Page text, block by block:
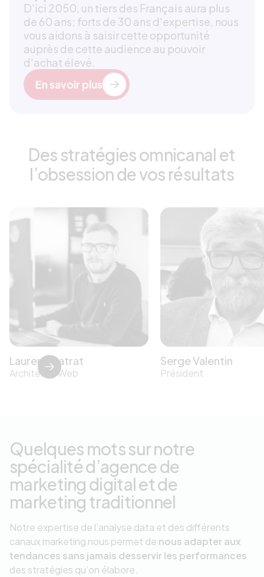
D'ici 2050, un tiers des Français aura plus
de 60 ans; forts de 30 ans d'expertise, nous
vous aidons à saisir cette opportunité
auprès de cette audience au pouvoir
d'achat élevé.
En savoir plus
Des stratégies omnicanal et
l’obsession de vos résultats
Laurent Gatrat
Architecte Web
Serge Valentin
Président
Quelques mots sur notre
spécialité d’agence de
marketing digital et de
marketing traditionnel
Notre expertise de l’analyse data et des différents
canaux marketing nous permet de nous adapter aux
tendances sans jamais desservir les performances
des stratégies qu’on élabore.